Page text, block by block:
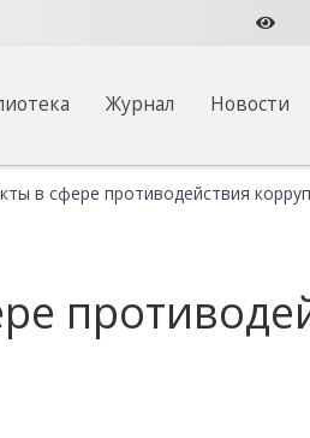
Журнал Новости
в сфере противодействия